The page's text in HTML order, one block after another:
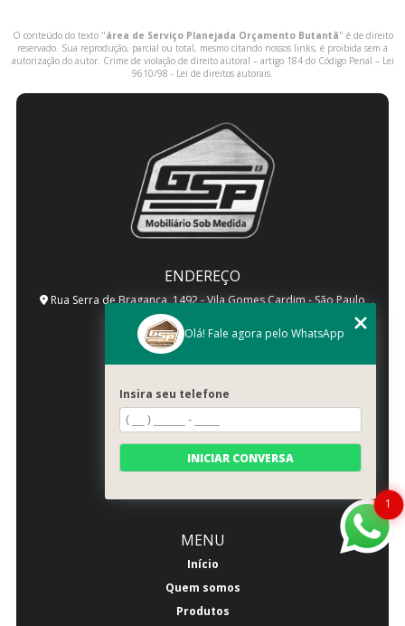
O conteúdo do texto "área de Serviço Planejada Orçamento Butantã" é de direito
reservado. Sua reprodução, parcial ou total, mesmo citando nossos links, é proibida sem a
autorização do autor. Crime de violação de direito autoral – artigo 184 do Código Penal – Lei
9610/98 - Lei de direitos autorais.
ENDEREÇO
Rua Serra de Bragança, 1492 - Vila Gomes Cardim - São Paulo
- SP - CEP: 03318-000
SIGA-NOS!
CONTATO
(11) 2942-1350
(11) 2941-2557
MENU
Início
Quem somos
Produtos
1
Olá! Fale agora pelo WhatsApp
Insira seu telefone
INICIAR CONVERSA